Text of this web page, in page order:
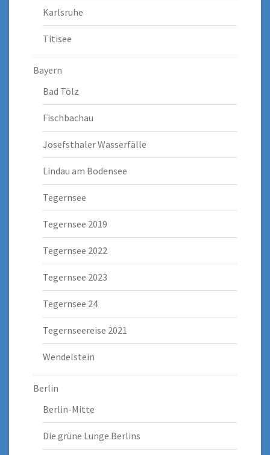
Karlsruhe
Titisee
Bayern
Bad Tölz
Fischbachau
Josefsthaler Wasserfälle
Lindau am Bodensee
Tegernsee
Tegernsee 2019
Tegernsee 2022
Tegernsee 2023
Tegernsee 24
Tegernseereise 2021
Wendelstein
Berlin
Berlin-Mitte
Die grüne Lunge Berlins